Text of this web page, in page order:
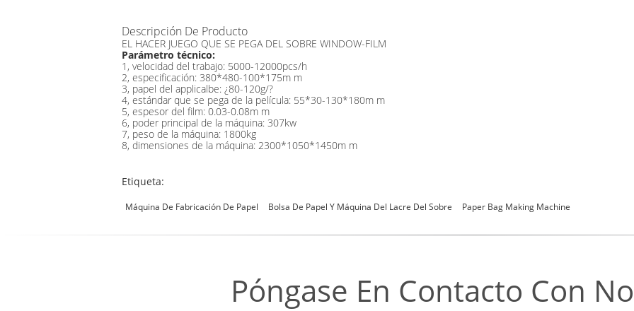
Descripción De Producto
EL HACER JUEGO QUE SE PEGA DEL SOBRE WINDOW-FILM
Parámetro técnico:
1, velocidad del trabajo: 5000-12000pcs/h
2, especificación: 380*480-100*175m m
3, papel del applicalbe: ¿80-120g/?
4, estándar que se pega de la película: 55*30-130*180m m
5, espesor del film: 0.03-0.08m m
6, poder principal de la máquina: 307kw
7, peso de la máquina: 1800kg
8, dimensiones de la máquina: 2300*1050*1450m m
Etiqueta:
Máquina De Fabricación De Papel Bolsa De Papel Y Máquina Del Lacre Del Sobre Paper Bag Making Machine
Póngase En Contacto Con